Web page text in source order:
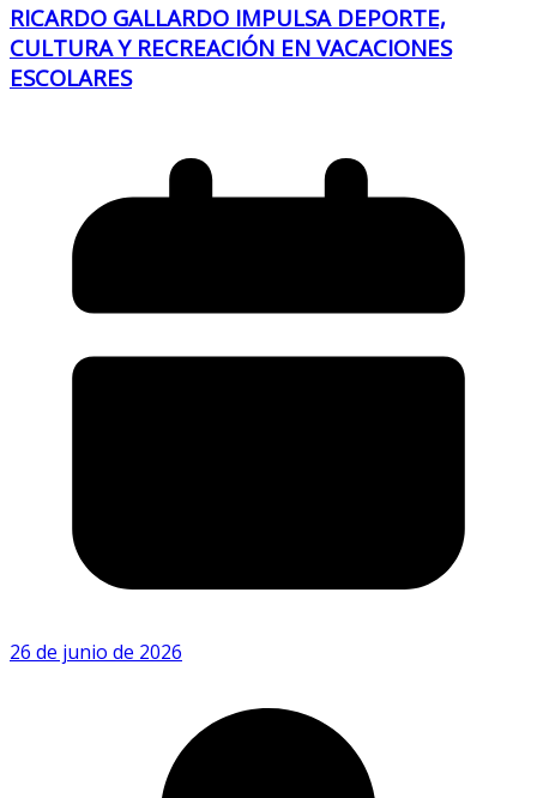
RICARDO GALLARDO IMPULSA DEPORTE,
CULTURA Y RECREACIÓN EN VACACIONES
ESCOLARES
26 de junio de 2026